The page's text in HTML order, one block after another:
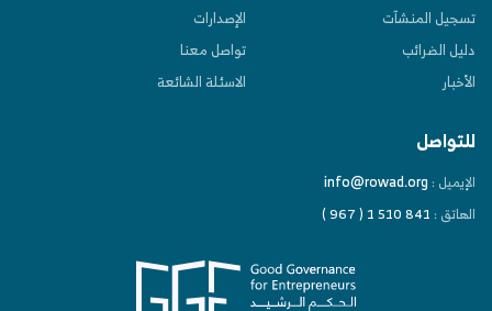
تسجيل المنشآت
دليل الضرائب
الأخبار
الإصدارات
تواصل معنا
الاسئلة الشائعة
للتواصل
الإيميل :
الهاتق :( 967 ) 1 510 841